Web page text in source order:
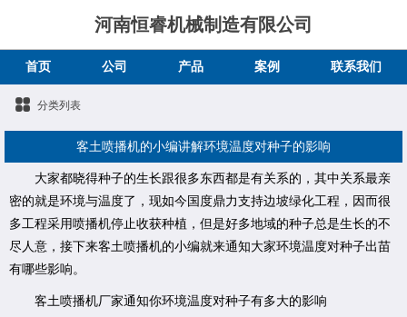
河南恒睿机械制造有限公司
首页 公司 产品 案例 联系我们
分类列表
客土喷播机的小编讲解环境温度对种子的影响
大家都晓得种子的生长跟很多东西都是有关系的，其中关系最亲
密的就是环境与温度了，现如今国度鼎力支持边坡绿化工程，因而很
多工程采用喷播机停止收获种植，但是好多地域的种子总是生长的不
尽人意，接下来客土喷播机的小编就来通知大家环境温度对种子出苗
有哪些影响。
客土喷播机厂家通知你环境温度对种子有多大的影响